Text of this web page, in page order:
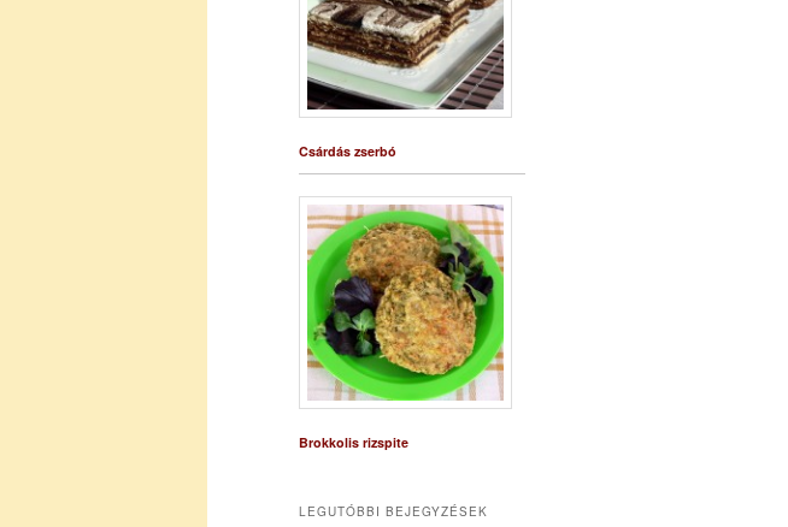
Csárdás zserbó
Brokkolis rizspite
LEGUTÓBBI BEJEGYZÉSEK